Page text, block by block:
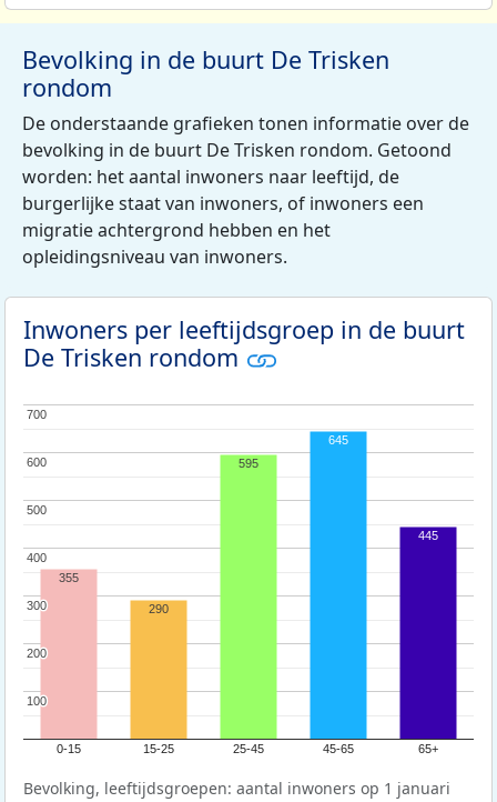
Bevolking in de buurt De Trisken
rondom
De onderstaande grafieken tonen informatie over de
bevolking in de buurt De Trisken rondom. Getoond
worden: het aantal inwoners naar leeftijd, de
burgerlijke staat van inwoners, of inwoners een
migratie achtergrond hebben en het
opleidingsniveau van inwoners.
Inwoners per leeftijdsgroep in de buurt
De Trisken rondom
0-15 15-25 25-45 45-65 65+
100
100
200
200
300
300
400
400
500
500
600
600
700
700
355
290
595
645
445
Bevolking, leeftijdsgroepen: aantal inwoners op 1 januari